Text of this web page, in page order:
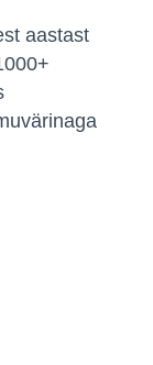
aastast